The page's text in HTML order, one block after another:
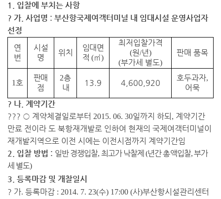
1. 입찰에 부치는 사항
? 가 사업명 : 부산항국제여객터미널 내 임대시설 운영사업자
선정
연
번
시설
명
위치
임대면
적 (㎡)
최저입찰가격
(원/년)
(부가세 별도)
판매 품목
1호
판매
점
2층
내
13.9 4,600,920
호두과자,
어묵
? 나 계약기간
??? ○ 계약체결일로부터 2015. 06. 30일까지 하되 , 계약기간
만료 전이라 도 북항재개발로 인하여 현재의 국제여객터미널이
재개발지역으로 이전 시에는 이전시점까지 계약기간임
2. 입찰 방법 : 일반 경쟁입찰, 최고가 낙찰제(년간 총액입찰,부가
세 별도)
3. 등록마감 및 개찰일시
? 가. 등록마감 : 2014. 7. 23(수) 17:00 (사)부산항시설관리센터